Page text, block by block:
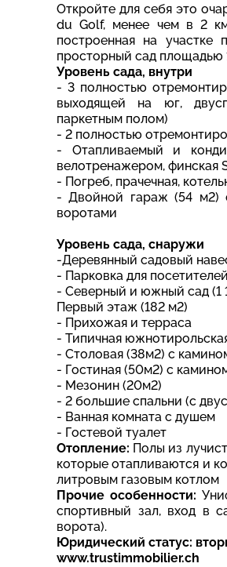
Откройте для себя это
du Golf, менее чем в 2 км
построенная на
просторный сад площадью
Уровень сада, внутри
- 3 полностью
выходящей на юг,
паркетным полом)
- 2 полностью
- Отапливаемый и
велотренажером, финская
- Погреб, прачечная,
- Двойной гараж (54 м2)
воротами
Уровень сада, снаружи
-Деревянный садовый
- Парковка для
- Северный и южный сад (1
Первый этаж (182 м2)
- Прихожая и терраса
- Типичная
- Столовая (38м2) с
- Гостиная (50м2) с
- Мезонин (20м2)
- 2 большие спальни (с
- Ванная комната с душем
- Гостевой туалет
Отопление: Полы из
которые отапливаются и
литровым газовым котлом
Прочие особенности:
спортивный зал, вход в
ворота).
Юридический статус:
www.trustimmobilier.ch